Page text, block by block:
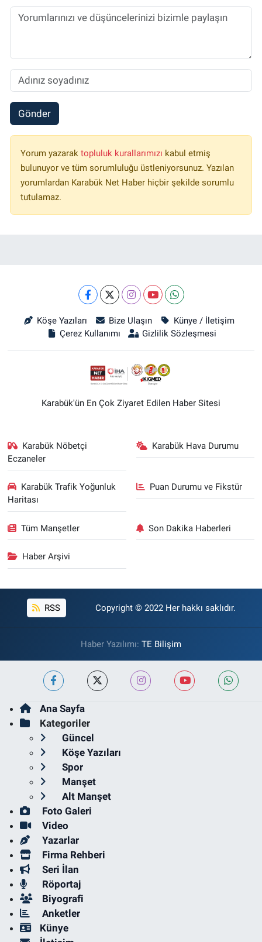
Gönder
Yorum yazarak topluluk kurallarımızı kabul etmiş
bulunuyor ve tüm sorumluluğu üstleniyorsunuz. Yazılan
yorumlardan Karabük Net Haber hiçbir şekilde sorumlu
tutulamaz.
Köşe Yazıları Bize Ulaşın
Künye / İletişim
Çerez Kullanımı
Gizlilik Sözleşmesi
Karabük'ün En Çok Ziyaret Edilen Haber Sitesi
Karabük Nöbetçi
Eczaneler
Karabük Hava Durumu
Karabük Trafik Yoğunluk
Haritası
Puan Durumu ve Fikstür
Tüm Manşetler Son Dakika Haberleri
Haber Arşivi
RSS Copyright © 2022 Her hakkı saklıdır.
Haber Yazılımı: TE Bilişim
Ana Sayfa
Kategoriler
Güncel
Köşe Yazıları
Spor
Manşet
Alt Manşet
Foto Galeri
Video
Yazarlar
Firma Rehberi
Seri İlan
Röportaj
Biyografi
Anketler
Künye